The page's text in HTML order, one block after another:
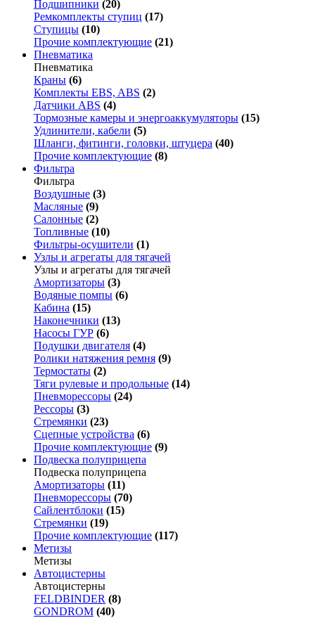
Подшипники (20)
Ремкомплекты ступиц (17)
Ступицы (10)
Прочие комплектующие (21)
Пневматика
Пневматика
Краны (6)
Комплекты EBS, ABS (2)
Датчики ABS (4)
Тормозные камеры и энергоаккумуляторы (15)
Удлинители, кабели (5)
Шланги, фитинги, головки, штуцера (40)
Прочие комплектующие (8)
Фильтра
Фильтра
Воздушные (3)
Масляные (9)
Салонные (2)
Топливные (10)
Фильтры-осушители (1)
Узлы и агрегаты для тягачей
Узлы и агрегаты для тягачей
Амортизаторы (3)
Водяные помпы (6)
Кабина (15)
Наконечники (13)
Насосы ГУР (6)
Подушки двигателя (4)
Ролики натяжения ремня (9)
Термостаты (2)
Тяги рулевые и продольные (14)
Пневморессоры (24)
Рессоры (3)
Стремянки (23)
Сцепные устройства (6)
Прочие комплектующие (9)
Подвеска полуприцепа
Подвеска полуприцепа
Амортизаторы (11)
Пневморессоры (70)
Сайлентблоки (15)
Стремянки (19)
Прочие комплектующие (117)
Метизы
Метизы
Автоцистерны
Автоцистерны
FELDBINDER (8)
GONDROM (40)